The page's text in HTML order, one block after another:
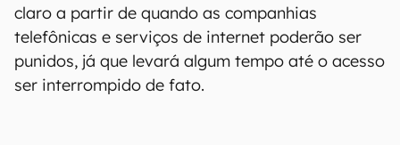
claro a partir de quando as companhias
telefônicas e serviços de internet poderão ser
punidos, já que levará algum tempo até o acesso
ser interrompido de fato.